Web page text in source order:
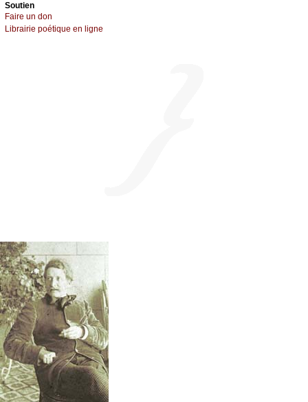
Sоutien
Fаirе un dоn
Librairiе pоétique en lignе